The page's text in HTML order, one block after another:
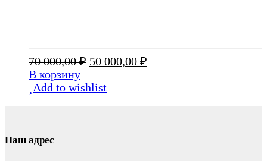
70 000,00₽ Первоначальная
составляла
50 000,00 ₽
В корзину
Add to wishlist
Наш адрес